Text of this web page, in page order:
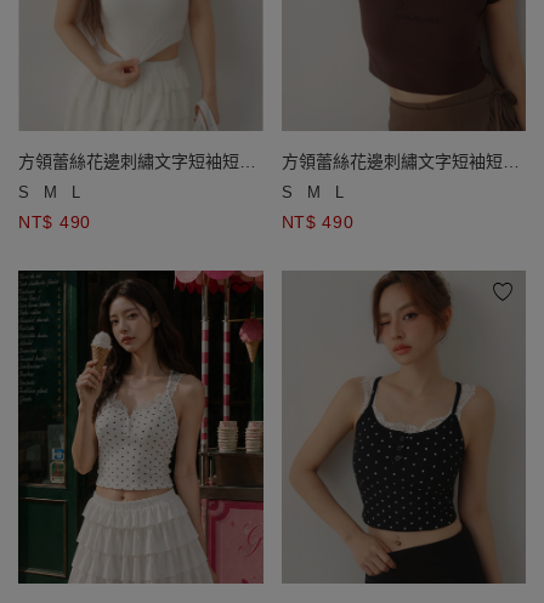
方領蕾絲花邊刺繡文字短袖短版
羅紋上衣
S M L
NT$ 490
方領蕾絲花邊刺繡文字短袖短版
羅紋上衣
S M L
NT$ 490